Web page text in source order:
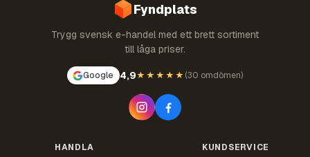
Fyndplats
Trygg svensk e-handel med ett brett sortiment
till låga priser.
Google 4,9★★★★★ (30 omdömen)
HANDLA KUNDSERVICE